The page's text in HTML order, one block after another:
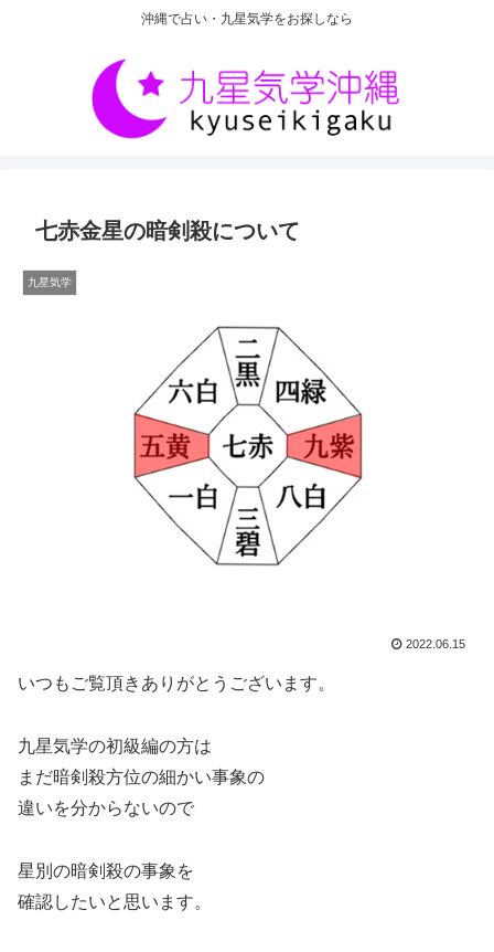
沖縄で占い・九星気学をお探しなら
七赤金星の暗剣殺について
九星気学
2022.06.15
いつもご覧頂きありがとうございます。
九星気学の初級編の方は
まだ暗剣殺方位の細かい事象の
違いを分からないので
星別の暗剣殺の事象を
確認したいと思います。